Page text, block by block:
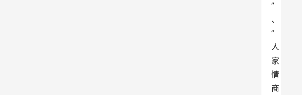
”
、
”
人
家
情
商